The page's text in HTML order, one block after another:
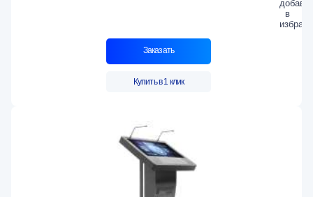
Заказать
Купить в 1 клик